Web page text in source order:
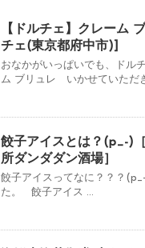
【ドルチェ】クレーム
チェ(東京都府中市)]
おなかがいっぱいでも、ドル
ム ブリュレ いかせていただ
餃子アイスとは？(p_-)
所ダンダダン酒場］
餃子アイスってなに？？？
た。 餃子アイス ...